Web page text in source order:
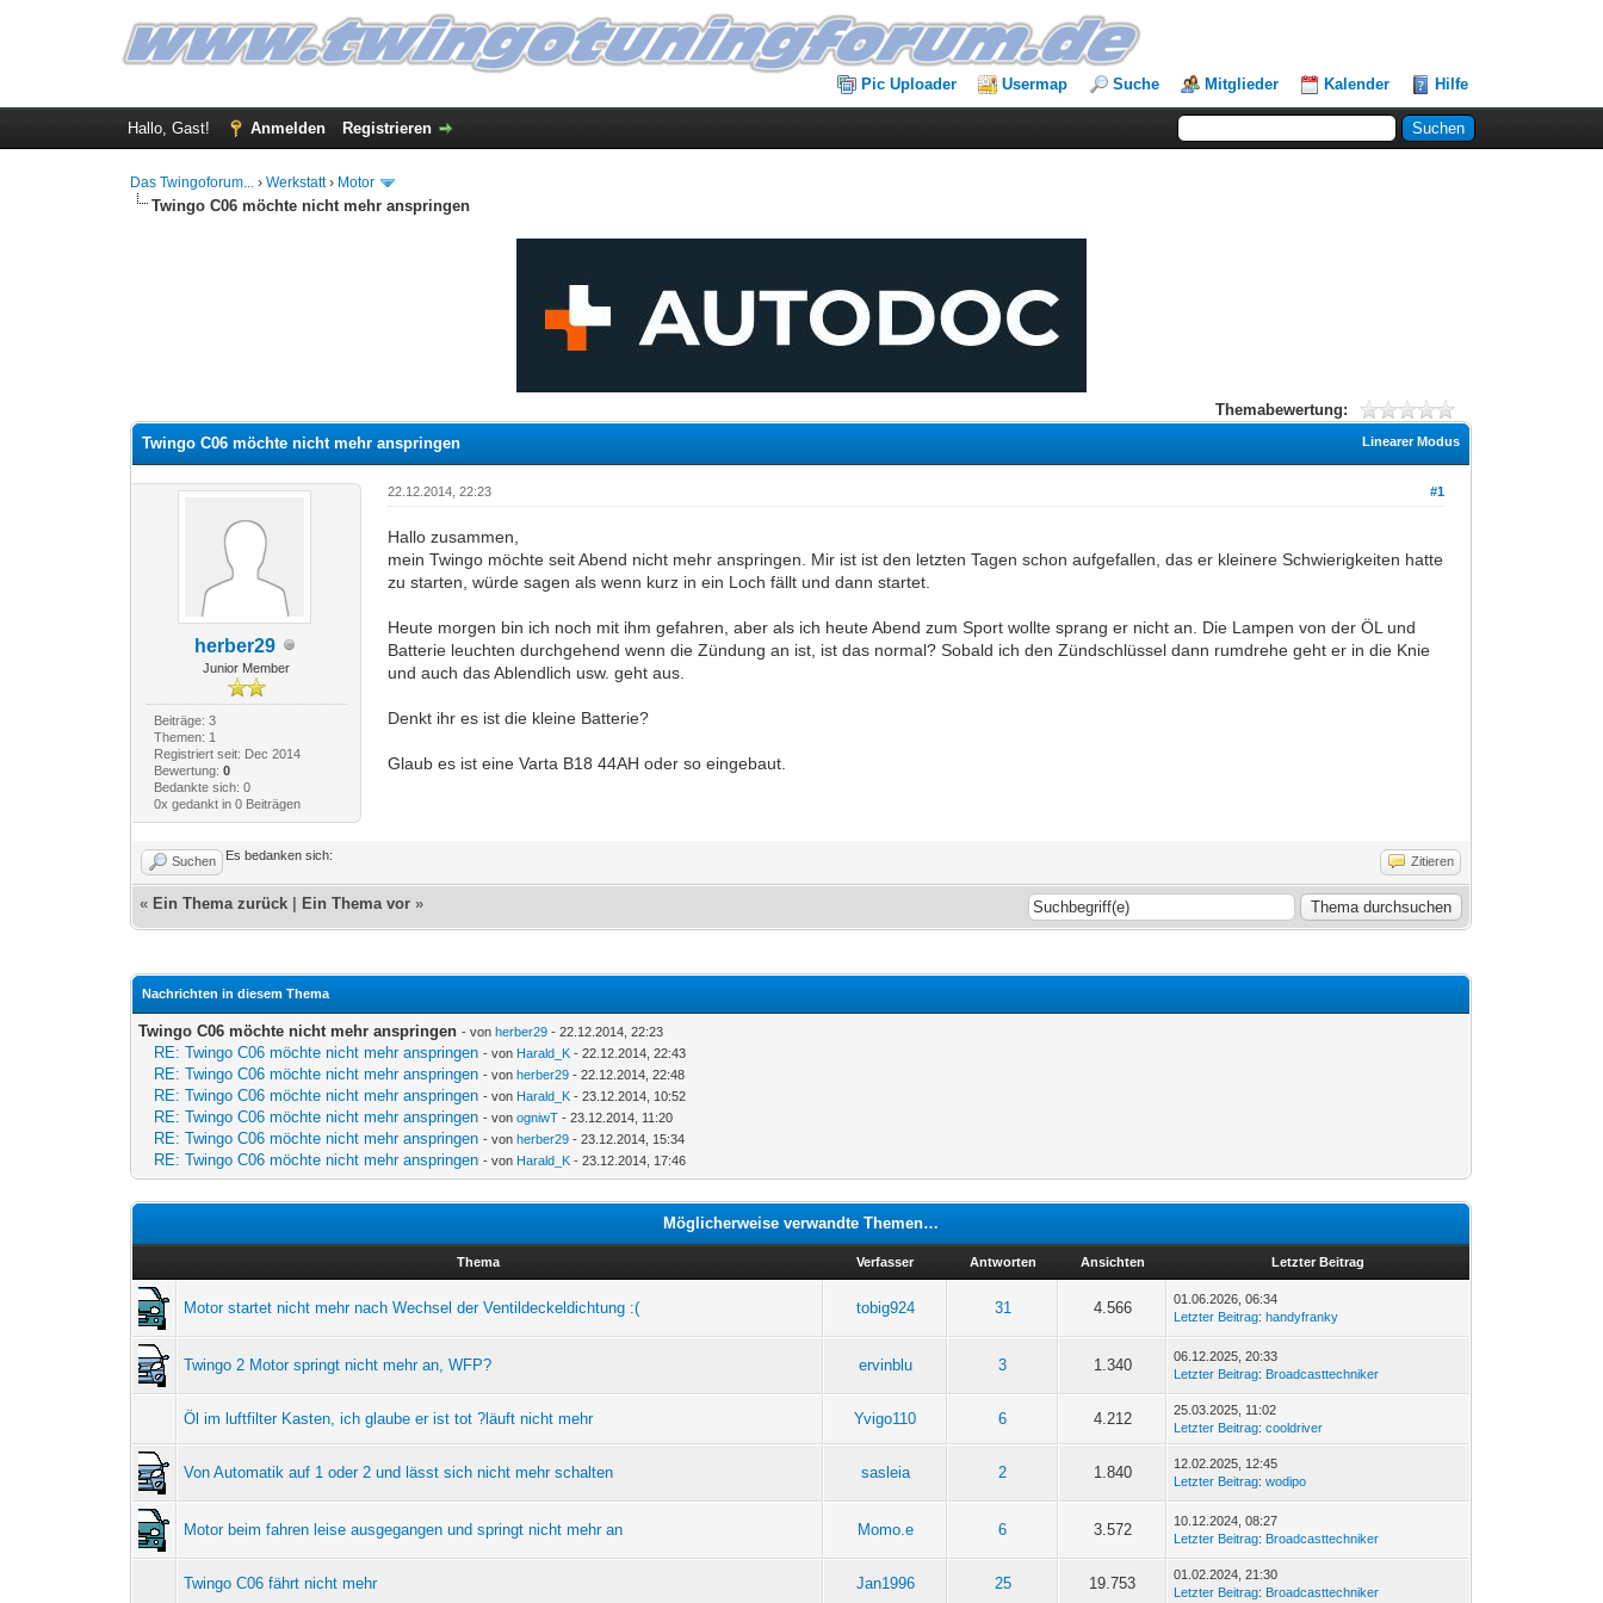
Pic Uploader Usermap Suche Mitglieder Kalender Hilfe
Hallo, Gast! Anmelden Registrieren
Das Twingoforum... ›Werkstatt› Motor
Twingo C06 möchte nicht mehr anspringen
Themabewertung:
Linearer Modus
Twingo C06 möchte nicht mehr anspringen
herber29
Junior Member
Beiträge: 3
Themen: 1
Registriert seit: Dec 2014
Bewertung: 0
Bedankte sich: 0
0x gedankt in 0 Beiträgen
#1
22.12.2014, 22:23
Hallo zusammen,
mein Twingo möchte seit Abend nicht mehr anspringen. Mir ist ist den letzten Tagen schon aufgefallen, das er kleinere Schwierigkeiten hatte
zu starten, würde sagen als wenn kurz in ein Loch fällt und dann startet.
Heute morgen bin ich noch mit ihm gefahren, aber als ich heute Abend zum Sport wollte sprang er nicht an. Die Lampen von der ÖL und
Batterie leuchten durchgehend wenn die Zündung an ist, ist das normal? Sobald ich den Zündschlüssel dann rumdrehe geht er in die Knie
und auch das Ablendlich usw. geht aus.
Denkt ihr es ist die kleine Batterie?
Glaub es ist eine Varta B18 44AH oder so eingebaut.
Suchen Zitieren
Es bedanken sich:
« Ein Thema zurück Ein Thema vor »
Nachrichten in diesem Thema
Twingo C06 möchte nicht mehr anspringen - vonherber29 - 22.12.2014, 22:23
RE: Twingo C06 möchte nicht mehr anspringen - von Harald_K - 22.12.2014, 22:43
RE: Twingo C06 möchte nicht mehr anspringen - vonherber29 - 22.12.2014, 22:48
RE: Twingo C06 möchte nicht mehr anspringen - von Harald_K - 23.12.2014, 10:52
RE: Twingo C06 möchte nicht mehr anspringen - vonogniwT - 23.12.2014, 11:20
RE: Twingo C06 möchte nicht mehr anspringen - vonherber29 - 23.12.2014, 15:34
RE: Twingo C06 möchte nicht mehr anspringen - von Harald_K - 23.12.2014, 17:46
Möglicherweise verwandte Themen…
Thema Verfasser Antworten Ansichten Letzter Beitrag
Motor startet nicht mehr nach Wechsel der Ventildeckeldichtung :( tobig924 31 4.566
01.06.2026, 06:34
Letzter Beitrag:handyfranky
Twingo 2 Motor springt nicht mehr an, WFP? ervinblu 3 1.340
06.12.2025, 20:33
Letzter Beitrag: Broadcasttechniker
Öl im luftfilter Kasten, ich glaube er ist tot ?läuft nicht mehr Yvigo110 6 4.212
25.03.2025, 11:02
Letzter Beitrag:cooldriver
Von Automatik auf 1 oder 2 und lässt sich nicht mehr schalten sasleia 2 1.840
12.02.2025, 12:45
Letzter Beitrag:wodipo
Motor beim fahren leise ausgegangen und springt nicht mehr an Momo.e 6 3.572
10.12.2024, 08:27
Letzter Beitrag: Broadcasttechniker
Twingo C06 fährt nicht mehr Jan1996 25 19.753
01.02.2024, 21:30
Letzter Beitrag: Broadcasttechniker